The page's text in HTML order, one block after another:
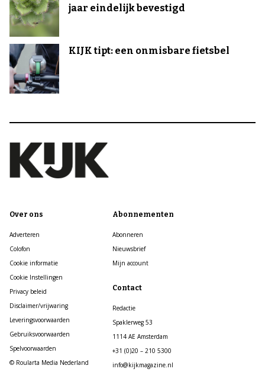
jaar eindelijk bevestigd
KIJK tipt: een onmisbare fietsbel
Over ons
Adverteren
Colofon
Cookie informatie
Cookie Instellingen
Privacy beleid
Disclaimer/vrijwaring
Leveringsvoorwaarden
Gebruiksvoorwaarden
Spelvoorwaarden
© Roularta Media Nederland
Abonnementen
Abonneren
Nieuwsbrief
Mijn account
Contact
Redactie
Spaklerweg 53
1114 AE Amsterdam
+31 (0)20 – 210 5300
info@kijkmagazine.nl